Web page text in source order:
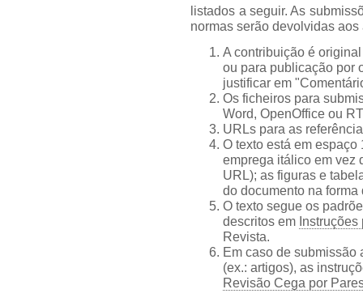
listados a seguir. As
normas serão devolvidas aos
A contribuição é
ou para publicação por
justificar em
Os ficheiros para
Word, OpenOffice ou
URLs para as
O texto está em espaço
emprega itálico em vez
URL); as figuras e
do documento na forma
O texto segue os
descritos em Instruções
Revista.
Em caso de submissão
(ex.: artigos), as
Revisão Cega por